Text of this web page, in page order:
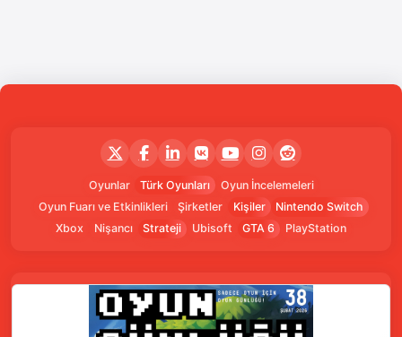
Oyunlar Türk Oyunları
Oyun İncelemeleri
Oyun Fuarı ve Etkinlikleri
Şirketler Kişiler
Nintendo Switch
Xbox
Nişancı Strateji Ubisoft GTA 6 PlayStation